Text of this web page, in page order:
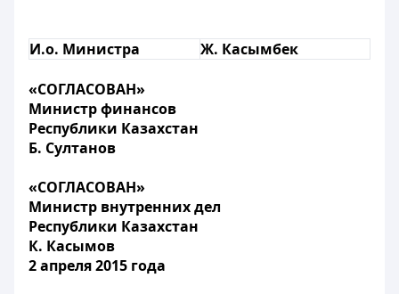
И.о. Министра Ж. Касымбек
«СОГЛАСОВАН»
Министр финансов
Республики Казахстан
Б. Султанов
«СОГЛАСОВАН»
Министр внутренних дел
Республики Казахстан
К. Касымов
2 апреля 2015 года